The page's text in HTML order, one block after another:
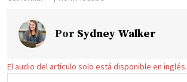
Por Sydney Walker
El audio del artículo solo está disponible en inglés.